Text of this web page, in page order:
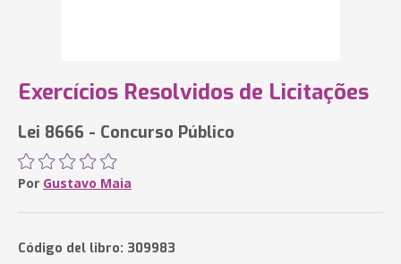
Exercícios Resolvidos de Licitações
Lei 8666 - Concurso Público
Por Gustavo Maia
Código del libro: 309983